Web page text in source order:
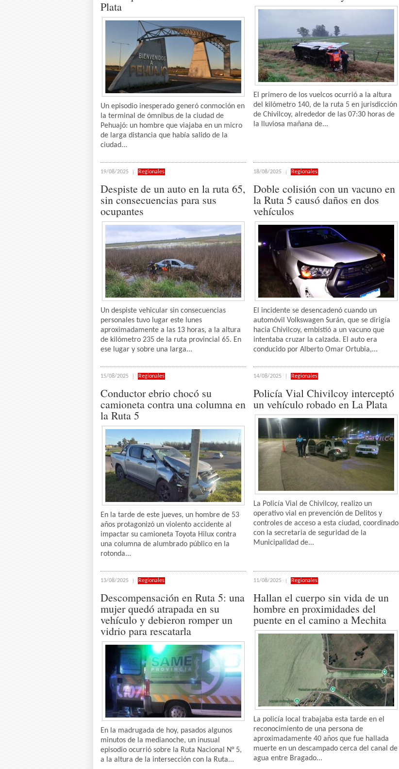
Plata
Un episodio inesperado generó conmoción en
la terminal de ómnibus de la ciudad de
Pehuajó: un hombre que viajaba en un micro
de larga distancia que había salido de la
ciudad...
El primero de los vuelcos ocurrió a la altura
del kilómetro 140, de la ruta 5 en jurisdicción
de Chivilcoy, alrededor de las 07:30 horas de
la lluviosa mañana de...
19/08/2025 Regionales
Despiste de un auto en la ruta 65,
sin consecuencias para sus
ocupantes
Un despiste vehicular sin consecuencias
personales tuvo lugar este lunes
aproximadamente a las 13 horas, a la altura
de kilómetro 235 de la ruta provincial 65. En
ese lugar y sobre una larga...
18/08/2025 Regionales
Doble colisión con un vacuno en
la Ruta 5 causó daños en dos
vehículos
El incidente se desencadenó cuando un
automóvil Volkswagen Surán, que se dirigía
hacia Chivilcoy, embistió a un vacuno que
intentaba cruzar la calzada. El auto era
conducido por Alberto Omar Ortubia,...
15/08/2025 Regionales
Conductor ebrio chocó su
camioneta contra una columna en
la Ruta 5
En la tarde de este jueves, un hombre de 53
años protagonizó un violento accidente al
impactar su camioneta Toyota Hilux contra
una columna de alumbrado público en la
rotonda...
14/08/2025 Regionales
Policía Vial Chivilcoy interceptó
un vehículo robado en La Plata
La Policía Vial de Chivilcoy, realizo un
operativo vial en prevención de Delitos y
controles de acceso a esta ciudad, coordinado
con la secretaria de seguridad de la
Municipalidad de...
13/08/2025 Regionales
Descompensación en Ruta 5: una
mujer quedó atrapada en su
vehículo y debieron romper un
vidrio para rescatarla
En la madrugada de hoy, pasados algunos
minutos de la medianoche, un inusual
episodio ocurrió sobre la Ruta Nacional N° 5,
a la altura de la intersección con la Ruta...
11/08/2025 Regionales
Hallan el cuerpo sin vida de un
hombre en proximidades del
puente en el camino a Mechita
La policía local trabajaba esta tarde en el
reconocimiento de una persona de
aproximadamente 40 años que fue hallada
muerte en un descampado cerca del canal de
agua entre Bragado...